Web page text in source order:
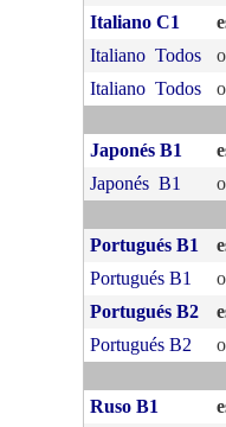
Italiano C1
Italiano Todos
Italiano Todos
Japonés B1
Japonés B1
Portugués B1
Portugués B1
Portugués B2
Portugués B2
Ruso B1